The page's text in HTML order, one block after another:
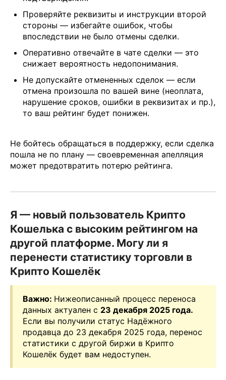
Проверяйте реквизиты и инструкции второй
стороны — избегайте ошибок, чтобы
впоследствии не было отмены сделки.
Оперативно отвечайте в чате сделки — это
снижает вероятность недопонимания.
Не допускайте отмененных сделок — если
отмена произошла по вашей вине (неоплата,
нарушение сроков, ошибки в реквизитах и пр.),
то ваш рейтинг будет понижен.
Не бойтесь обращаться в поддержку, если сделка
пошла не по плану — своевременная апелляция
может предотвратить потерю рейтинга.
Я — новый пользователь Крипто
Кошелька с высоким рейтингом на
другой платформе. Могу ли я
перенести статистику торговли в
Крипто Кошелёк
Важно: Нижеописанный процесс переноса
данных актуален с 23 декабря 2025 года.
Если вы получили статус Надёжного
продавца до 23 декабря 2025 года, перенос
статистики с другой биржи в Крипто
Кошелёк будет вам недоступен.